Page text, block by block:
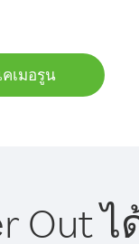
เมอรูน
Out ไ